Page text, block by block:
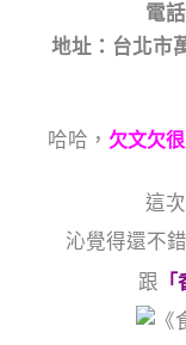
電
地址：台北市
哈哈， 欠文欠
這
沁覺得還不錯
跟